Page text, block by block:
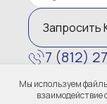
Запросить
7 (812)
Политика
Мы используем